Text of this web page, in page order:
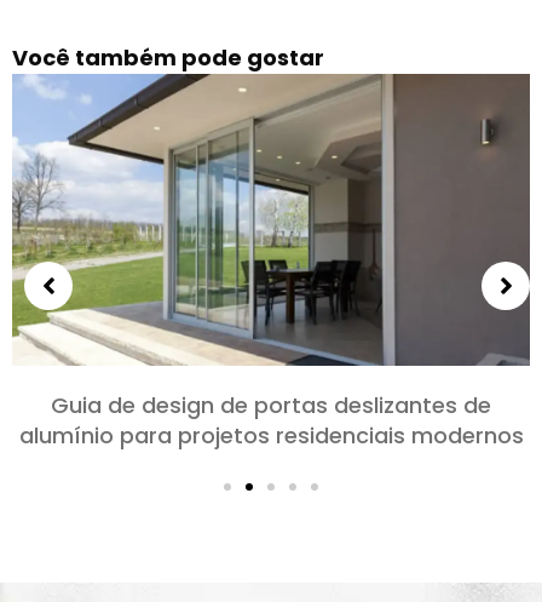
Você também pode gostar
Escolhendo portas de alumínio para quartos e
salas: Conforto, Estilo, e privacidade